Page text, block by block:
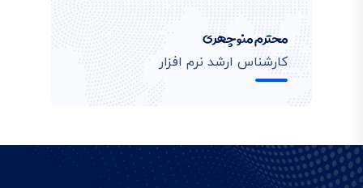
محترم منوچهری
کارشناس ارشد نرم افزار